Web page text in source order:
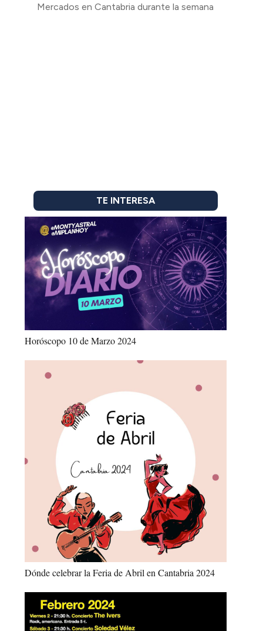
Mercados en Cantabria durante la semana
TE INTERESA
Horóscopo 10 de Marzo 2024
Dónde celebrar la Feria de Abril en Cantabria 2024